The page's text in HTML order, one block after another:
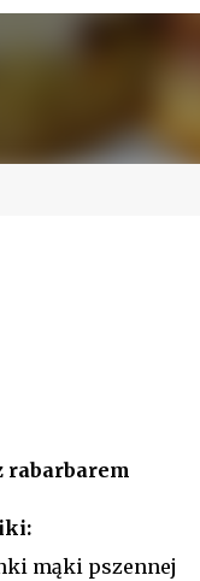
rabarbarem
mąki pszennej